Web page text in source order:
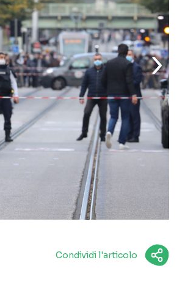
Condividi l'articolo